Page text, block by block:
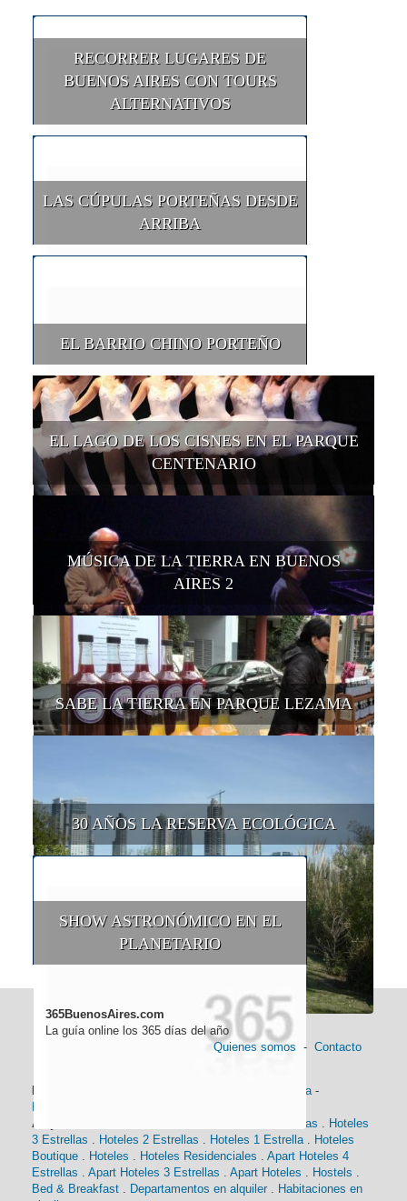
RECORRER LUGARES DE
BUENOS AIRES CON TOURS
ALTERNATIVOS
LAS CÚPULAS PORTEÑAS DESDE
ARRIBA
EL BARRIO CHINO PORTEÑO
EL LAGO DE LOS CISNES EN EL PARQUE
CENTENARIO
MÚSICA DE LA TIERRA EN BUENOS
AIRES 2
SABE LA TIERRA EN PARQUE LEZAMA
30 AÑOS LA RESERVA ECOLÓGICA
SHOW ASTRONÓMICO EN EL
PLANETARIO
365BuenosAires.com
La guía online los 365 días del año
Quienes somos - Contacto
Historia-
Alojamiento:
Hoteles 4 Estrellas . Hoteles
3 Estrellas . Hoteles 2 Estrellas . Hoteles 1 Estrella. Hoteles
Boutique . Hoteles . Hoteles Residenciales . Apart Hoteles 4
Estrellas . Apart Hoteles 3 Estrellas . Apart Hoteles . Hostels .
Bed & Breakfast . Departamentos en alquiler . Habitaciones en